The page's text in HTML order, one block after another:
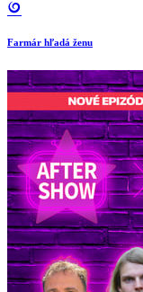
Farmár hľadá ženu